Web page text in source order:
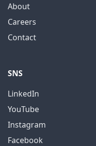
About
Careers
Contact
SNS
LinkedIn
YouTube
Instagram
Facebook